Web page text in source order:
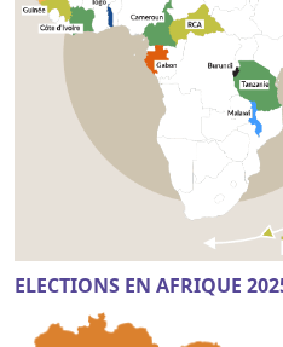
ELECTIONS EN AFRIQUE